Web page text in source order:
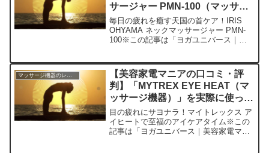
サージャー PMN-100（マッサー
ジ機器）」を実際に使ってみた正
直感想
毎日の疲れを癒す天国の首ケア！IRIS
OHYAMA ネックマッサージャー PMN-
100※この記事は「ヨガユニバース｜美
ミ今日、編集部が紹介したいのが「IRIS
OH...
マッサージ機器のレビュー
【美容家電マニアの口コミ・評
判】「MYTREX EYE HEAT（マ
ッサージ機器）」を実際に使って
みた正直感想
目の疲れにサヨナラ！マイトレックス ア
イヒートで至福のアイケアタイム※この
記事は「ヨガユニバース｜美容家電マニ